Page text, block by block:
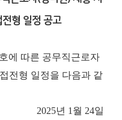
형 일정 공고
에 따른 공무직근로자
전형 일정을 다음과 같
2025년 1월 24일